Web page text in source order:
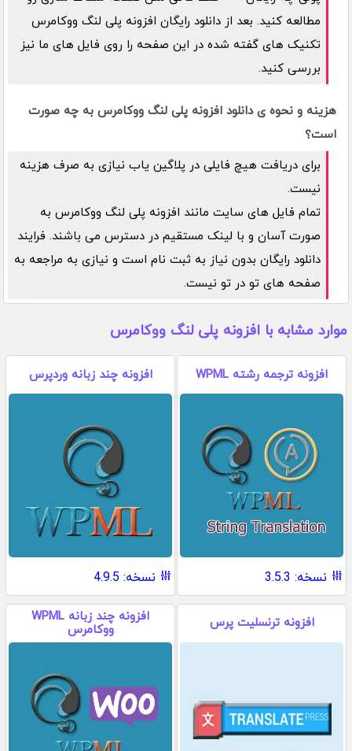
مطالعه کنید. بعد از دانلود رایگان افزونه پلی لنگ ووکامرس
تکنیک های گفته شده در این صفحه را روی فایل های ما نیز
بررسی کنید.
هزینه و نحوه ی دانلود افزونه پلی لنگ ووکامرس به چه صورت
است؟
برای دریافت هیچ فایلی در پلاگین یاب نیازی به صرف هزینه
نیست.
تمام فایل های سایت مانند افزونه پلی لنگ ووکامرس به
صورت آسان و با لینک مستقیم در دسترس می باشند. فرایند
دانلود رایگان بدون نیاز به ثبت نام است و نیازی به مراجعه به
صفحه های تو در تو نیست.
موارد مشابه با افزونه پلی لنگ ووکامرس
افزونه ترجمه رشته WPML
نسخه: 3.5.3
افزونه چند زبانه وردپرس
نسخه: 4.9.5
افزونه ترنسلیت پرس
افزونه چند زبانه WPML
ووکامرس